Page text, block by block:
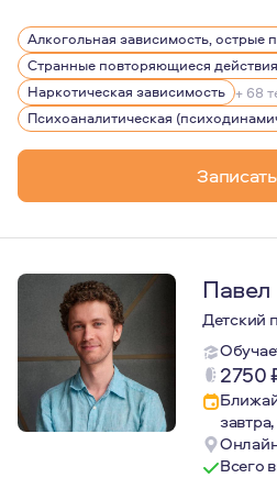
Работаю психологом с
Регулярно прохожу
Являюсь членом Московской
Как на своем опыте, так и на
Возможность быть
Алкогольная зависимость, острые
Наркотическая зависимость + 68
Психоаналитическая
Павел
Детский
2750
Всего